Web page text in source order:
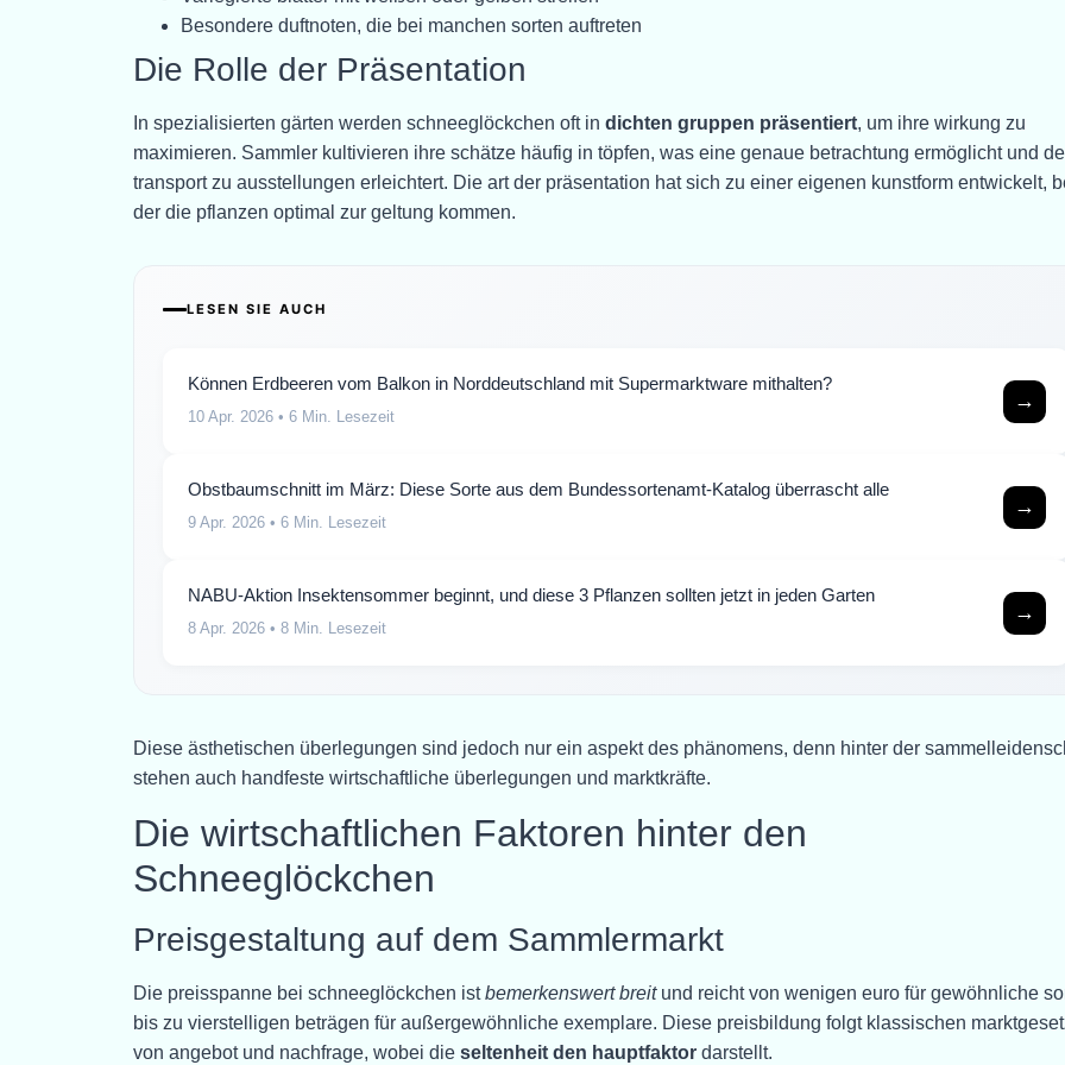
Besondere duftnoten, die bei manchen sorten auftreten
Die Rolle der Präsentation
In spezialisierten gärten werden schneeglöckchen oft in dichten gruppen präsentiert, um ihre wirkung zu
maximieren. Sammler kultivieren ihre schätze häufig in töpfen, was eine genaue betrachtung ermöglicht und
transport zu ausstellungen erleichtert. Die art der präsentation hat sich zu einer eigenen kunstform entwickelt,
der die pflanzen optimal zur geltung kommen.
LESEN SIE AUCH
Können Erdbeeren vom Balkon in Norddeutschland mit Supermarktware mithalten?
10 Apr. 2026 • 6 Min. Lesezeit
→
Obstbaumschnitt im März: Diese Sorte aus dem Bundessortenamt-Katalog überrascht alle
9 Apr. 2026 • 6 Min. Lesezeit
→
NABU-Aktion Insektensommer beginnt, und diese 3 Pflanzen sollten jetzt in jeden Garten
8 Apr. 2026 • 8 Min. Lesezeit
→
Diese ästhetischen überlegungen sind jedoch nur ein aspekt des phänomens, denn hinter der
stehen auch handfeste wirtschaftliche überlegungen und marktkräfte.
Die wirtschaftlichen Faktoren hinter den
Schneeglöckchen
Preisgestaltung auf dem Sammlermarkt
Die preisspanne bei schneeglöckchen istbemerkenswert breitund reicht von wenigen euro für gewöhnliche
bis zu vierstelligen beträgen für außergewöhnliche exemplare. Diese preisbildung folgt klassischen
von angebot und nachfrage, wobei die seltenheit den hauptfaktor darstellt.